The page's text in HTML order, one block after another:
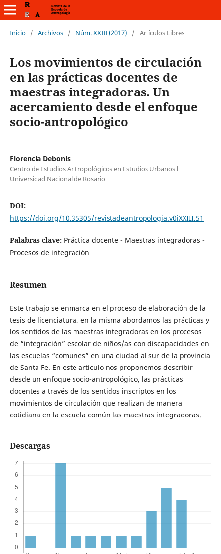
Inicio / Archivos / Núm. XXIII (2017) / Artículos Libres
Los movimientos de circulación
en las prácticas docentes de
maestras integradoras. Un
acercamiento desde el enfoque
socio-antropológico
Florencia Debonis
Centro de Estudios Antropológicos en Estudios Urbanos l
Universidad Nacional de Rosario
DOI:
https://doi.org/10.35305/revistadeantropologia.v0iXXIII.51
Palabras clave: Práctica docente - Maestras integradoras -
Procesos de integración
Resumen
Este trabajo se enmarca en el proceso de elaboración de la
tesis de licenciatura, en la misma abordamos las prácticas y
los sentidos de las maestras integradoras en los procesos
de “integración” escolar de niños/as con discapacidades en
las escuelas “comunes” en una ciudad al sur de la provincia
de Santa Fe. En este artículo nos proponemos describir
desde un enfoque socio-antropológico, las prácticas
docentes a través de los sentidos inscriptos en los
movimientos de circulación que realizan de manera
cotidiana en la escuela común las maestras integradoras.
Descargas